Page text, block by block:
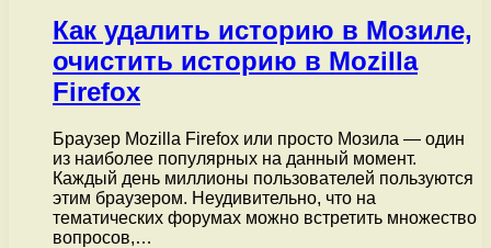
Как удалить историю в Мозиле,
очистить историю в Mozilla
Firefox
Браузер Mozilla Firefox или просто Мозила — один
из наиболее популярных на данный момент.
Каждый день миллионы пользователей пользуются
этим браузером. Неудивительно, что на
тематических форумах можно встретить множество
вопросов,…